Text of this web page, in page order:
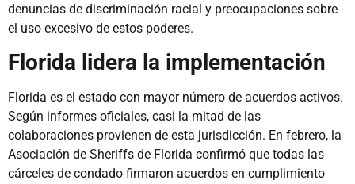
denuncias de discriminación racial y preocupaciones sobre
el uso excesivo de estos poderes.
Florida lidera la implementación
Florida es el estado con mayor número de acuerdos activos.
Según informes oficiales, casi la mitad de las
colaboraciones provienen de esta jurisdicción. En febrero, la
Asociación de Sheriffs de Florida confirmó que todas las
cárceles de condado firmaron acuerdos en cumplimiento